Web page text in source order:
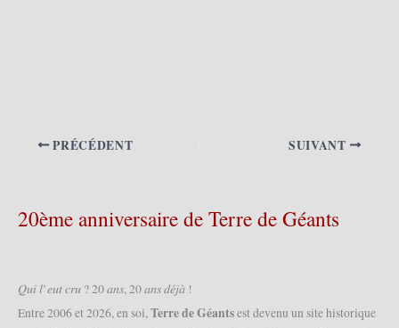
PRÉCÉDENT SUIVANT
20ème anniversaire de Terre de Géants
𝑄𝑢𝑖 𝑙’𝑒𝑢𝑡 𝑐𝑟𝑢 ? 20 𝑎𝑛𝑠, 20 𝑎𝑛𝑠 𝑑𝑒́𝑗𝑎̀ !
Entre 2006 et 2026, en soi,Terre de Géantsest devenu un site historique